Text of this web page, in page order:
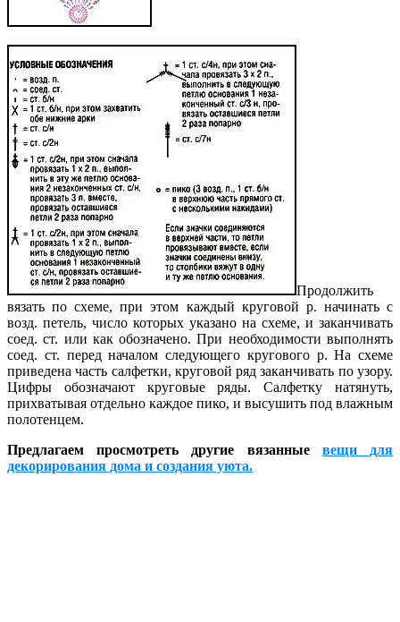
Продолжить
вязать по схеме, при этом каждый круговой р. начинать с
возд. петель, число которых указано на схеме, и заканчивать
соед. ст. или как обозначено. При необходимости выполнять
соед. ст. перед началом следующего кругового р. На схеме
приведена часть салфетки, круговой ряд заканчивать по узору.
Цифры обозначают круговые ряды. Салфетку натянуть,
прихватывая отдельно каждое пико, и высушить под влажным
полотенцем.
Предлагаем просмотреть другие вязанные вещи для
декорирования дома и создания уюта.